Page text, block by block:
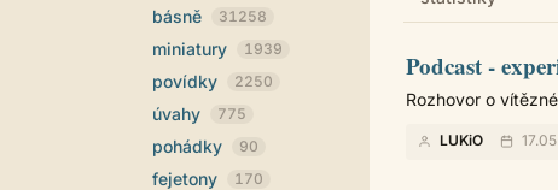
básně 31258
miniatury 1939
povídky 2250
úvahy 775
pohádky 90
fejetony 170
Podcast -
Rozhovor o
LUKiO